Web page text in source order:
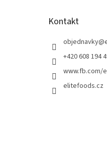
Kontakt
objednavky@
+420 608 194
www.fb.com/
elitefoods.cz